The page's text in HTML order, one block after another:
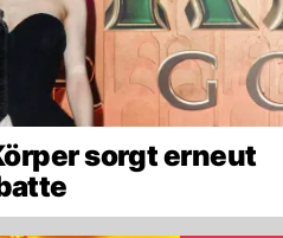
sorgt erneut